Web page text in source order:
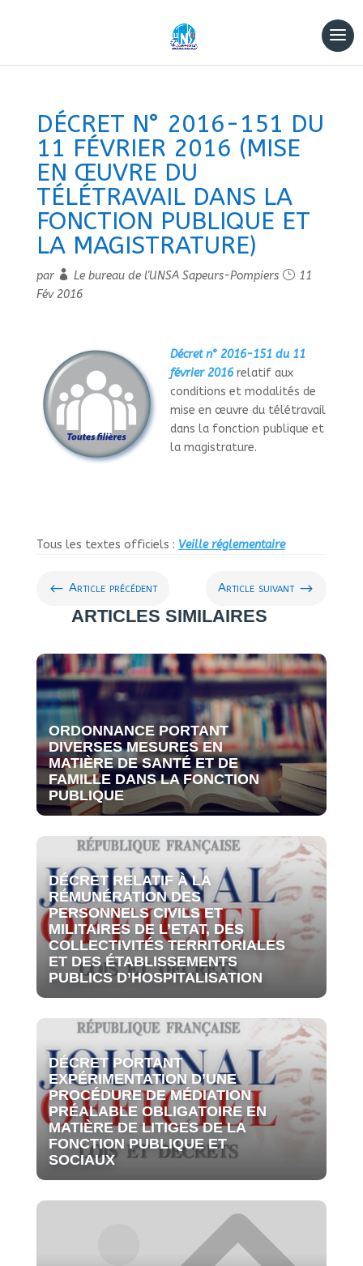
DÉCRET N° 2016-151 DU
11 FÉVRIER 2016 (MISE
EN ŒUVRE DU
TÉLÉTRAVAIL DANS LA
FONCTION PUBLIQUE ET
LA MAGISTRATURE)
par Le bureau de l'UNSA Sapeurs-Pompiers
11
Fév 2016
Décret n° 2016-151 du 11
février 2016 relatif aux
conditions et modalités de
mise en œuvre du télétravail
dans la fonction publique et
la magistrature.
Tous les textes officiels : Veille réglementaire
# Article précédent Article suivant $
ARTICLES SIMILAIRES
ORDONNANCE PORTANT
DIVERSES MESURES EN
MATIÈRE DE SANTÉ ET DE
FAMILLE DANS LA FONCTION
PUBLIQUE
DÉCRET RELATIF À LA
RÉMUNÉRATION DES
PERSONNELS CIVILS ET
MILITAIRES DE L’ETAT, DES
COLLECTIVITÉS TERRITORIALES
ET DES ÉTABLISSEMENTS
PUBLICS D’HOSPITALISATION
DÉCRET PORTANT
EXPÉRIMENTATION D’UNE
PROCÉDURE DE MÉDIATION
PRÉALABLE OBLIGATOIRE EN
MATIÈRE DE LITIGES DE LA
FONCTION PUBLIQUE ET
SOCIAUX